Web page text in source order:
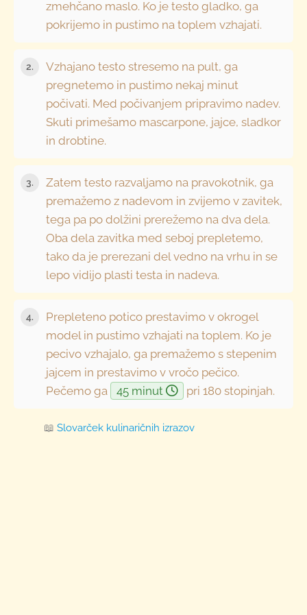
zmehčano maslo. Ko je testo gladko, ga
pokrijemo in pustimo na toplem vzhajati.
2.
Vzhajano testo stresemo na pult, ga
pregnetemo in pustimo nekaj minut
počivati. Med počivanjem pripravimo nadev.
Skuti primešamo mascarpone, jajce, sladkor
in drobtine.
3.
Zatem testo razvaljamo na pravokotnik, ga
premažemo z nadevom in zvijemo v zavitek,
tega pa po dolžini prerežemo na dva dela.
Oba dela zavitka med seboj prepletemo,
tako da je prerezani del vedno na vrhu in se
lepo vidijo plasti testa in nadeva.
4.
Prepleteno potico prestavimo v okrogel
model in pustimo vzhajati na toplem. Ko je
pecivo vzhajalo, ga premažemo s stepenim
jajcem in prestavimo v vročo pečico.
Pečemo ga
45 minut pri 180 stopinjah.
📖Slovarček kulinaričnih izrazov